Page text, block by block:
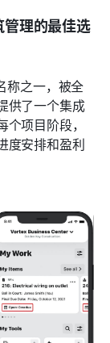
理的最佳选
称之一，被全
供了一个集成
项目阶段，
度安排和盈利